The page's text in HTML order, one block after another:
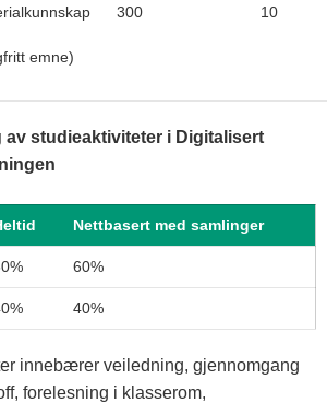
emne)
300 10
av studieaktiviteter i Digitalisert
Nettbasert med samlinger
60%
40%
innebærer veiledning, gjennomgang
forelesning i klasserom,